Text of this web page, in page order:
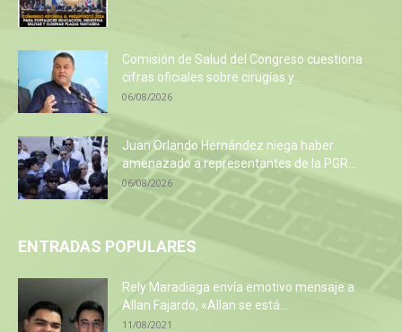
Comisión de Salud del Congreso cuestiona
cifras oficiales sobre cirugías y...
06/08/2026
Juan Orlando Hernández niega haber
amenazado a representantes de la PGR...
06/08/2026
ENTRADAS POPULARES
Rely Maradiaga envía emotivo mensaje a
Allan Fajardo, «Allan se está...
11/08/2021